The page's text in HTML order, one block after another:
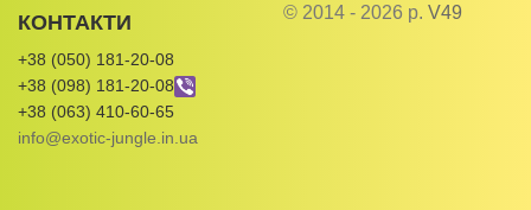
КОНТАКТИ
+38 (050) 181-20-08
+38 (098) 181-20-08
+38 (063) 410-60-65
info@exotic-jungle.in.ua
© 2014 - 2026 р. V49